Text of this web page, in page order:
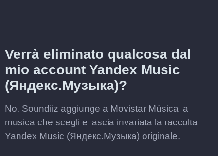
Verrà eliminato qualcosa dal
mio account Yandex Music
(Яндекс.Музыка)?
No. Soundiiz aggiunge a Movistar Música la
musica che scegli e lascia invariata la raccolta
Yandex Music (Яндекс.Музыка) originale.